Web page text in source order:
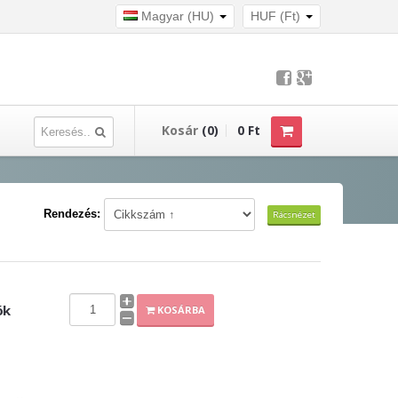
Magyar (HU) HUF (Ft)
Kosár (0) 0 Ft
Rendezés: Rácsnézet
KOSÁRBA